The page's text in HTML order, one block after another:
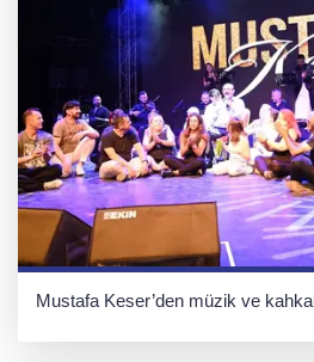
Mustafa Keser’den müzik ve